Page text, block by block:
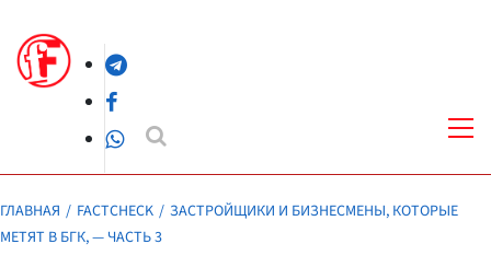
содержимомуTelegram
Facebook
WhatsApp
ГЛАВНАЯ FACTCHECK
ЗАСТРОЙЩИКИ И БИЗНЕСМЕНЫ, КОТОРЫЕ
МЕТЯТ В БГК, — ЧАСТЬ 3